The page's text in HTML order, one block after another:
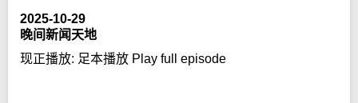
2025-10-29
晚间新闻天地
现正播放: 足本播放 Play full episode